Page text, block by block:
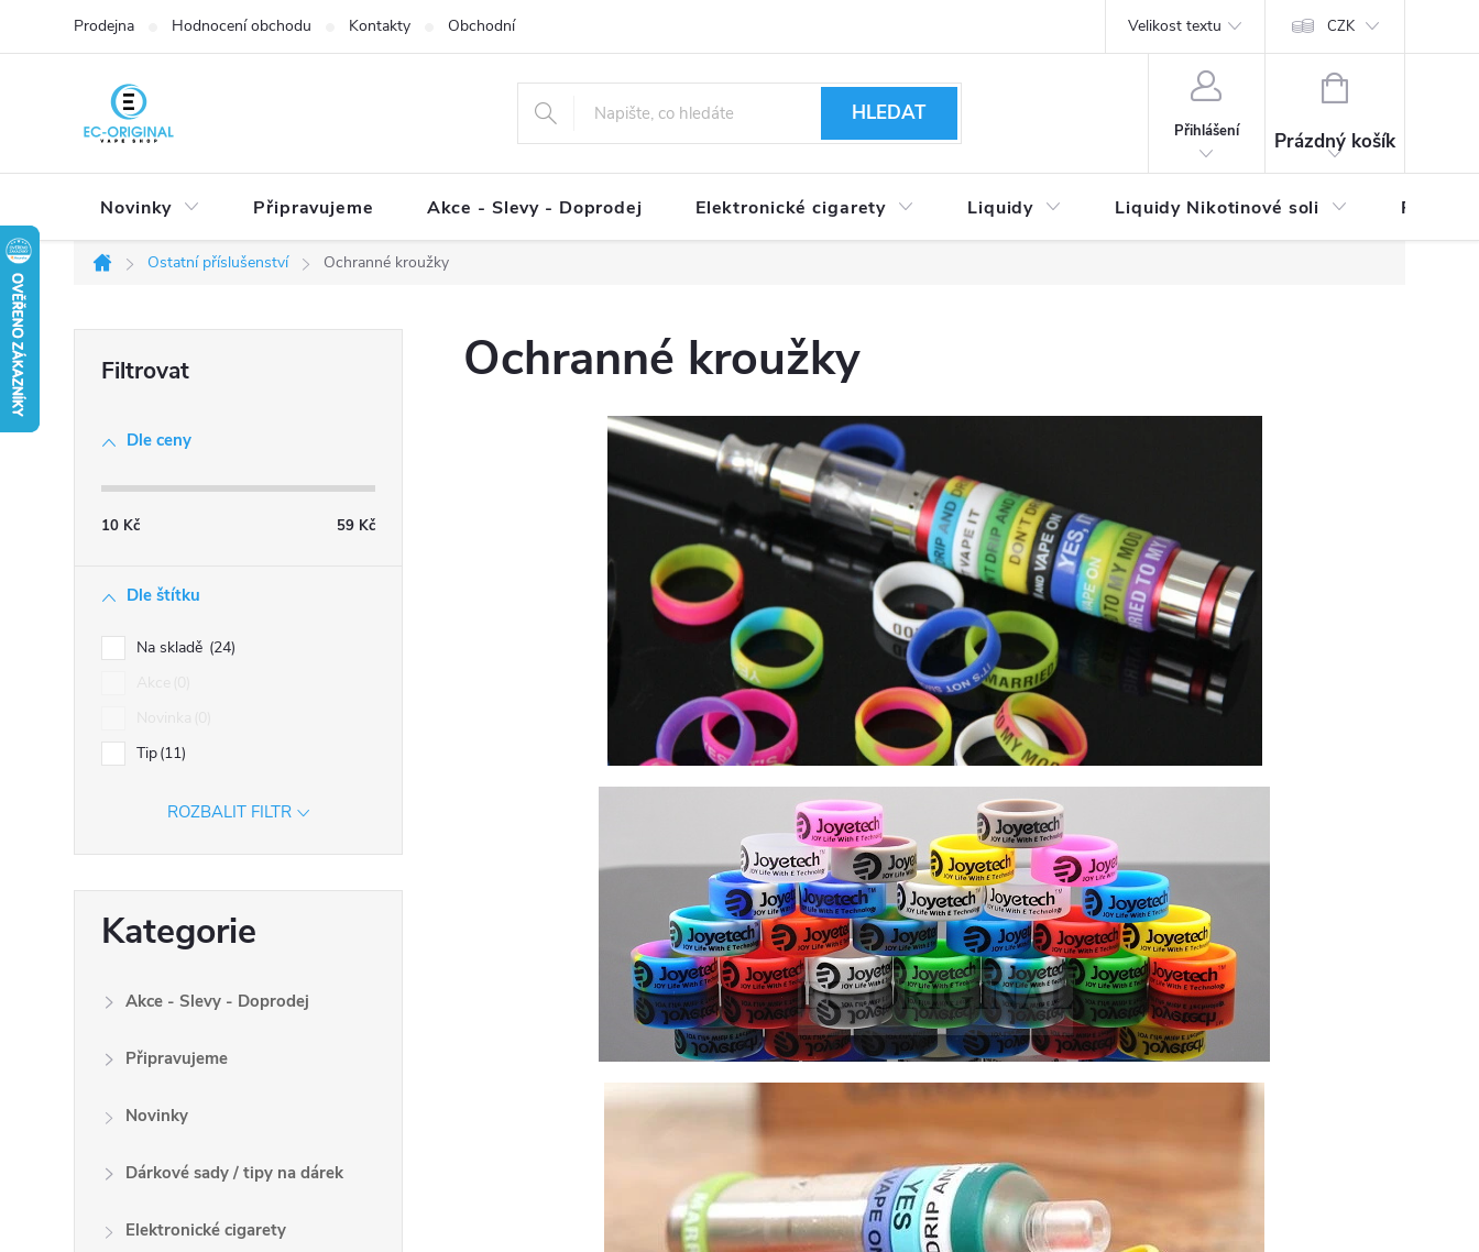
Prodejna Hodnocení obchodu Kontakty Obchodní podmínky Reklamační řád Vrácení zboží a reklamace
Velikost textu CZK
HLEDAT
Přihlášení
NÁKUPNÍ
Prázdný košík
Novinky Připravujeme Akce - Slevy - Doprodej Elektronické cigarety Liquidy Liquidy Nikotinové soli
Domů
Ostatní příslušenství Ochranné kroužky
Dle ceny
10 Kč 59 Kč
Dle štítku
Na skladě 24
Tip 11
ROZBALIT FILTR
kategorie
Kategorie
Akce - Slevy - Doprodej
Připravujeme
Novinky
Dárkové sady / tipy na dárek
Elektronické cigarety
Ochranné kroužky